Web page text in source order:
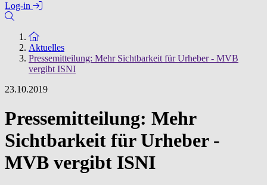
Log-in
Zur Startseite
Aktuelles
Pressemitteilung: Mehr Sichtbarkeit für Urheber - MVB
vergibt ISNI
23.10.2019
Pressemitteilung: Mehr
Sichtbarkeit für Urheber -
MVB vergibt ISNI